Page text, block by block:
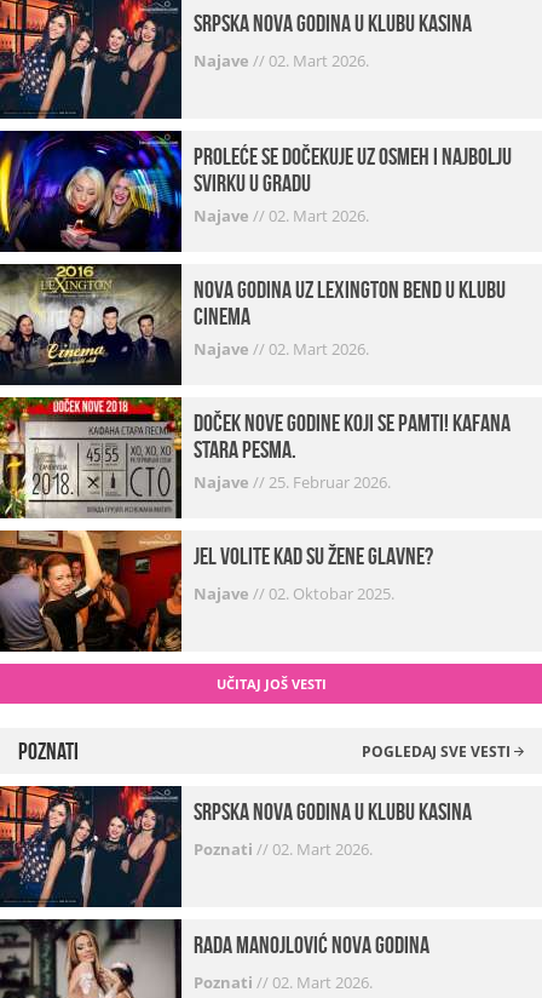
Srpska Nova godina u klubu Kasina
Najave //02. Mart 2026.
Proleće se dočekuje uz osmeh i najbolju
svirku u gradu
Najave //02. Mart 2026.
Nova godina uz Lexington bend u klubu
Cinema
Najave //02. Mart 2026.
Doček Nove godine koji se pamti! Kafana
Stara pesma.
Najave //25. Februar 2026.
Jel volite kad su žene glavne?
Najave //02. Oktobar 2025.
UČITAJ JOŠ VESTI
Poznati POGLEDAJ SVE VESTI
Srpska Nova godina u klubu Kasina
Poznati //02. Mart 2026.
Rada Manojlović Nova godina
Poznati //02. Mart 2026.